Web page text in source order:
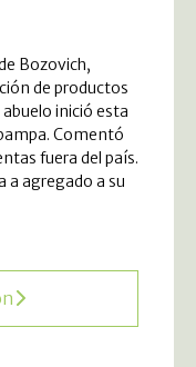
Bozovich,
de productos
inició esta
Comentó
fuera del país.
a agregado a su